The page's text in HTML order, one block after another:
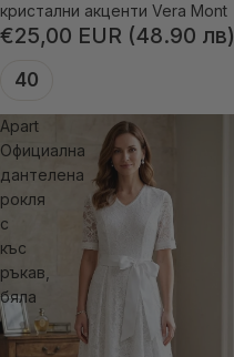
кристални акценти Vera Mont
€25,00 EUR (48.90 лв)
40
Apart
Официална
дантелена
рокля
с
къс
ръкав,
бяла